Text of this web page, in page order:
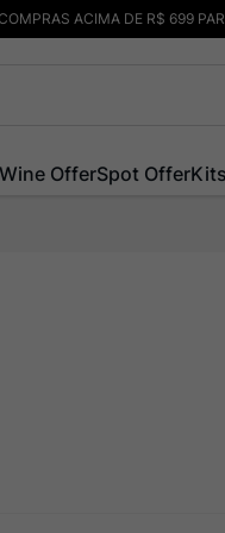
ACIMA DE R$ 699
Wine OfferSpot OfferKits